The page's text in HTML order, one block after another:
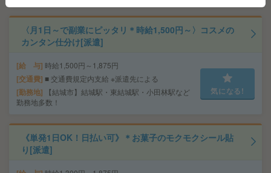
〈月1日～で副業にピッタリ＊時給1,500円～〉コスメの
カンタン仕分け[派遣]
給 与 時給1,500円～1,875円
交通費 ■ 交通費規定内支給 ※派遣先による
勤務地
【結城市】結城駅・東結城駅・小田林駅など
勤務地多数！
気になる!
《単発1日OK！日払い可》＊お菓子のモクモクシール貼
り[派遣]